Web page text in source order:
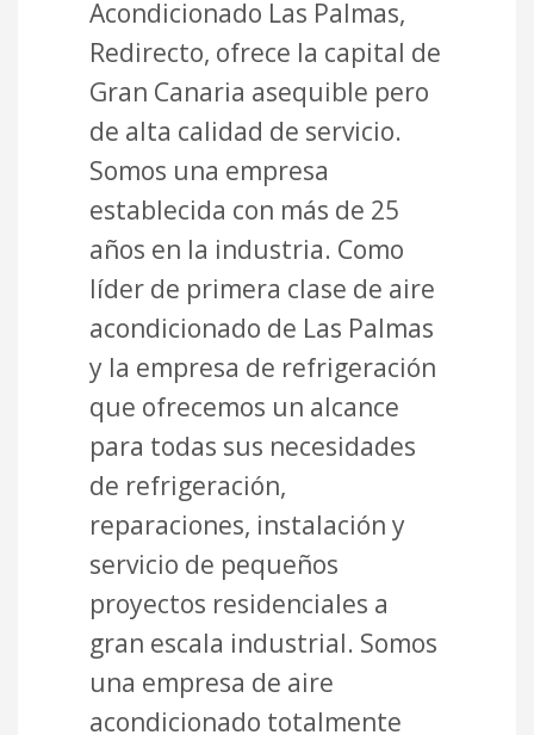
Acondicionado Las Palmas,
Redirecto, ofrece la capital de
Gran Canaria asequible pero
de alta calidad de servicio.
Somos una empresa
establecida con más de 25
años en la industria. Como
líder de primera clase de aire
acondicionado de Las Palmas
y la empresa de refrigeración
que ofrecemos un alcance
para todas sus necesidades
de refrigeración,
reparaciones, instalación y
servicio de pequeños
proyectos residenciales a
gran escala industrial. Somos
una empresa de aire
acondicionado totalmente